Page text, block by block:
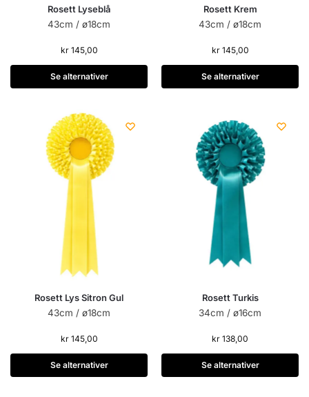
Rosett Lyseblå
43cm / ø18cm
kr145,00
Se alternativer
Rosett Krem
43cm / ø18cm
kr145,00
Se alternativer
Rosett Lys Sitron Gul
43cm / ø18cm
kr145,00
Se alternativer
Rosett Turkis
34cm / ø16cm
kr 138,00
Se alternativer